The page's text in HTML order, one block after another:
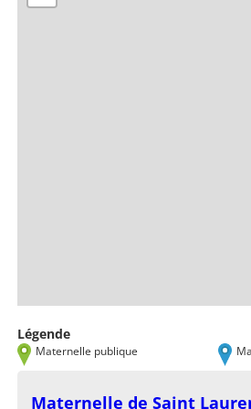
Légende
Maternelle publique
Maternelle de Saint